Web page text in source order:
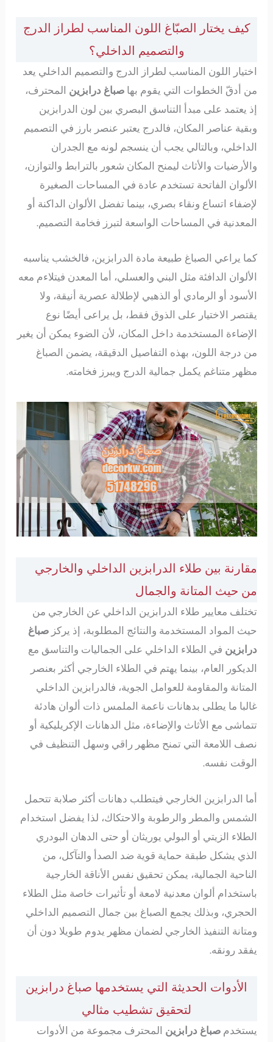
كيف يختار الصبّاغ اللون المناسب لطراز الدرج
والتصميم الداخلي؟
اختيار اللون المناسب لطراز الدرج والتصميم الداخلي يعد
من أدقّ الخطوات التي يقوم بهاصباغ درابزين المحترف،
إذ يعتمد على مبدأ التناسق البصري بين لون الدرابزين
وبقية عناصر المكان، فالدرج يعتبر عنصر بارز في التصميم
الداخلي، وبالتالي يجب أن ينسجم لونه مع الجدران
والأرضيات والأثاث ليمنح المكان شعور بالترابط والتوازن،
الألوان الفاتحة تستخدم عادة في المساحات الصغيرة
لإضفاء اتساع ونقاء بصري، بينما تفضل الألوان الداكنة أو
المعدنية في المساحات الواسعة لتبرز فخامة التصميم.
كما يراعي الصباغ طبيعة مادة الدرابزين، فالخشب يناسبه
الألوان الدافئة مثل البني والعسلي، أما المعدن فيتلاءم معه
الأسود أو الرمادي أو الذهبي لإطلالة عصرية أنيقة، ولا
يقتصر الاختيار على الذوق فقط، بل يراعى أيضًا نوع
الإضاءة المستخدمة داخل المكان، لأن الضوء يمكن أن يغير
من درجة اللون، بهذه التفاصيل الدقيقة، يضمن الصباغ
مظهر متناغم يكمل جمالية الدرج ويبرز فخامته.
مقارنة بين طلاء الدرابزين الداخلي والخارجي
من حيث المتانة والجمال
تختلف معايير طلاء الدرابزين الداخلي عن الخارجي من
حيث المواد المستخدمة والنتائج المطلوبة، إذ يركزصباغ
درابزين في الطلاء الداخلي على الجماليات والتناسق مع
الديكور العام، بينما يهتم في الطلاء الخارجي أكثر بعنصر
المتانة والمقاومة للعوامل الجوية، فالدرابزين الداخلي
غالبا ما يطلى بدهانات ناعمة الملمس ذات ألوان هادئة
تتماشى مع الأثاث والإضاءة، مثل الدهانات الإكريليكية أو
نصف اللامعة التي تمنح مظهر راقي وسهل التنظيف في
الوقت نفسه.
أما الدرابزين الخارجي فيتطلب دهانات أكثر صلابة تتحمل
الشمس والمطر والرطوبة والاحتكاك، لذا يفضل استخدام
الطلاء الزيتي أو البولي يوريثان أو حتى الدهان البودري
الذي يشكل طبقة حماية قوية ضد الصدأ والتآكل، من
الناحية الجمالية، يمكن تحقيق نفس الأناقة الخارجية
باستخدام ألوان معدنية لامعة أو تأثيرات خاصة مثل الطلاء
الحجري، وبذلك يجمع الصباغ بين جمال التصميم الداخلي
ومتانة التنفيذ الخارجي لضمان مظهر يدوم طويلا دون أن
يفقد رونقه.
الأدوات الحديثة التي يستخدمها صباغ درابزين
لتحقيق تشطيب مثالي
يستخدمصباغ درابزين المحترف مجموعة من الأدوات